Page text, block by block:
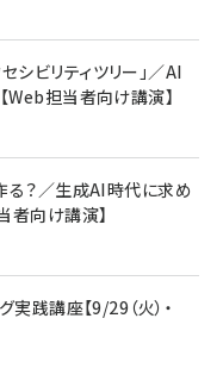
シビリティツリー」／AI
Web担当者向け講演】
る？／生成AI時代に求め
者向け講演】
践講座【9/29（火）・